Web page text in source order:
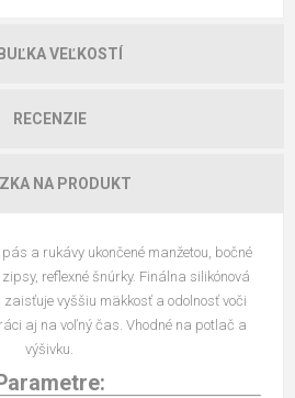
VEĽKOSTÍ
RECENZIE
NA PRODUKT
a rukávy ukončené manžetou, bočné
reflexné šnúrky. Finálna silikónová
vyššiu mäkkosť a odolnosť voči
aj na voľný čas. Vhodné na potlač a
výšivku.